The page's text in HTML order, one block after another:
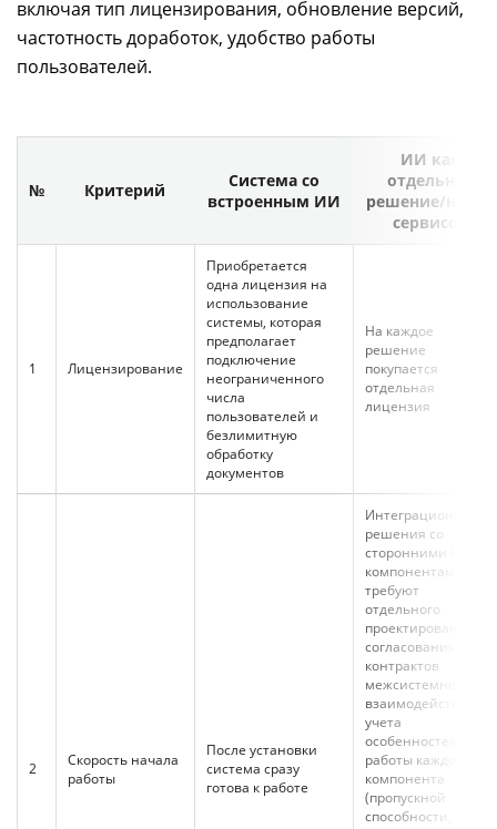
включая тип лицензирования, обновление версий,
частотность доработок, удобство работы
пользователей.
№ Критерий
Система со
встроенным ИИ
ИИ как
отдельное
решение/набор
сервисов
1 Лицензирование
Приобретается
одна лицензия на
использование
системы, которая
предполагает
подключение
неограниченного
числа
пользователей и
безлимитную
обработку
документов
На каждое
решение
покупается
отдельная
лицензия
2
Скорость начала
работы
После установки
система сразу
готова к работе
Интеграционные
решения со
сторонними ИИ-
компонентами
требуют
отдельного
проектирования,
согласования
контрактов
межсистемного
взаимодействия,
учета
особенностей
работы каждого
компонента
(пропускной
способности,